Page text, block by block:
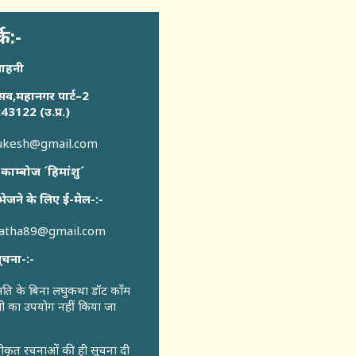
पार्ट–2
(उ.प्र.)
´हिमांशु´
के लिए ई-मेल-:-
:-
के बिना लघुकथा डॉट कॉंम
का उपयोग नहीं किया जा
रचनाओं की ही सूचना दी